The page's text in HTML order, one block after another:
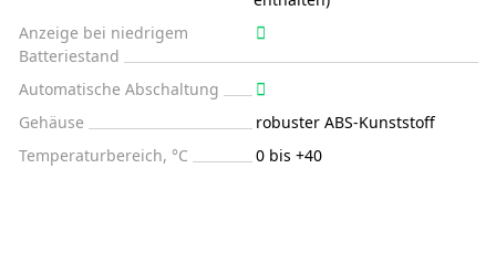
Anzeige bei niedrigem
Batteriestand
Automatische Abschaltung
Gehäuse
robuster ABS-Kunststoff
Temperaturbereich, °C
0 bis +40